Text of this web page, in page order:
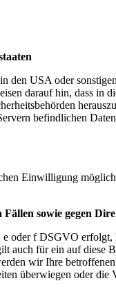
USA oder
darauf hin, dass
befindlichen
Einwilligung
sowie gegen
f DSGVO erfolgt,
auch für ein auf
wir Ihre
überwiegen oder